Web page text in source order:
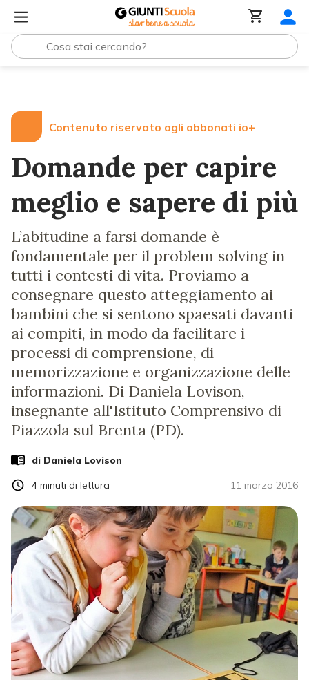
Contenuto riservato agli abbonati io+
Domande per capire
meglio e sapere di più
L’abitudine a farsi domande è
fondamentale per il problem solving in
tutti i contesti di vita. Proviamo a
consegnare questo atteggiamento ai
bambini che si sentono spaesati davanti
ai compiti, in modo da facilitare i
processi di comprensione, di
memorizzazione e organizzazione delle
informazioni. Di Daniela Lovison,
insegnante all'Istituto Comprensivo di
Piazzola sul Brenta (PD).
di Daniela Lovison
11 marzo 2016
4 minuti di lettura